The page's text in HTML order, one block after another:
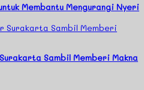
Membantu Mengurangi Nyeri
Sambil Memberi Makna